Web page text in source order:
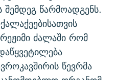
შემდეგ წარმოადგენს.
ძალაში რომ
წევრმა